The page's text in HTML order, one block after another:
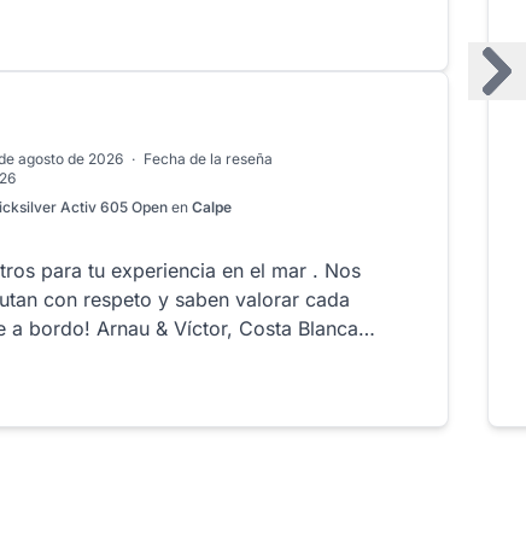
agosto de 2026 · Fecha de la reseña
Activ 605 Open en Calpe
para tu experiencia en el mar . Nos
con respeto y saben valorar cada
Costa Blanca